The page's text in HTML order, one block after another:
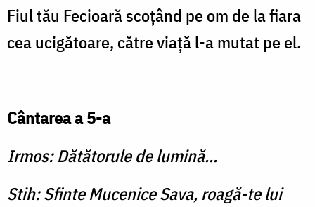
Fiul tău Fecioară scoţând pe om de la fiara
cea ucigătoare, către viaţă l-a mutat pe el.
Cântarea a 5-a
Irmos: Dătătorule de lumină...
Stih: Sfinte Mucenice Sava, roagă-te lui